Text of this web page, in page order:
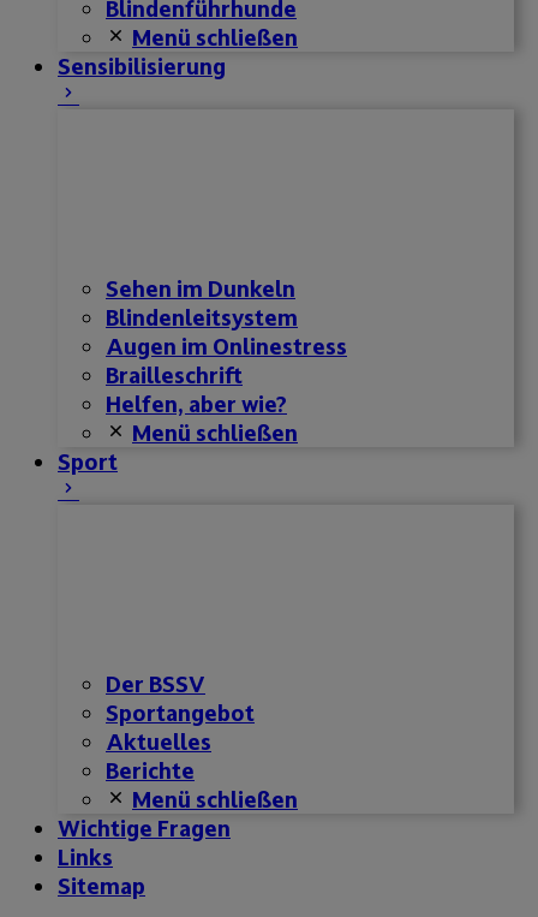
Blindenführhunde
Menü schließen
Sensibilisierung
Sehen im Dunkeln
Blindenleitsystem
Augen im Onlinestress
Brailleschrift
Helfen, aber wie?
Menü schließen
Sport
Der BSSV
Sportangebot
Aktuelles
Berichte
Menü schließen
Wichtige Fragen
Links
Sitemap